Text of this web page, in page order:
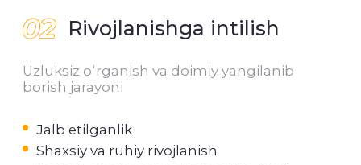
Vazifangiz haqida
buni qanday qilib
voqeaga aylantirishni
o‘ylab topamiz